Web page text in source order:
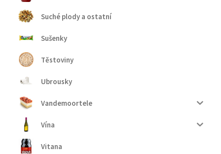
Suché plody a ostatní
Sušenky
Těstoviny
Ubrousky
Vandemoortele
Vína
Vitana